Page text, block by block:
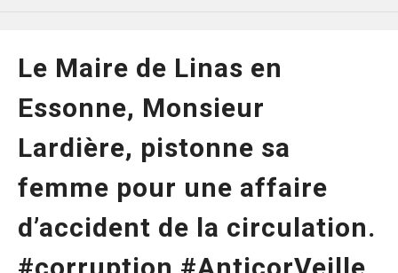
Le Maire de Linas en
Essonne, Monsieur
Lardière, pistonne sa
femme pour une affaire
d’accident de la circulation.